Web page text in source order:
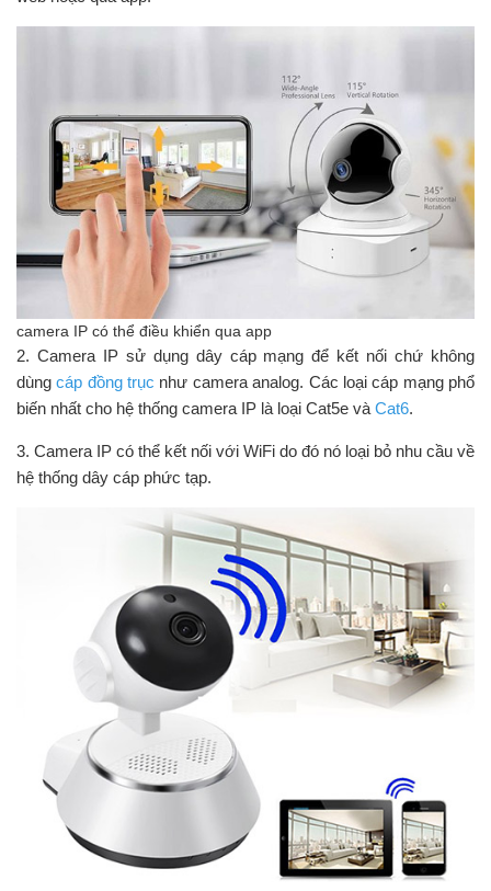
camera IP có thể điều khiển qua app
2. Camera IP sử dụng dây cáp mạng để kết nối chứ không
dùngcáp đồng trục như camera analog. Các loại cáp mạng phổ
biến nhất cho hệ thống camera IP là loại Cat5e và Cat6.
3. Camera IP có thể kết nối với WiFi do đó nó loại bỏ nhu cầu về
hệ thống dây cáp phức tạp.